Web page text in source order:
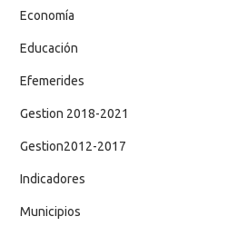
Economía
Educación
Efemerides
Gestion 2018-2021
Gestion2012-2017
Indicadores
Municipios